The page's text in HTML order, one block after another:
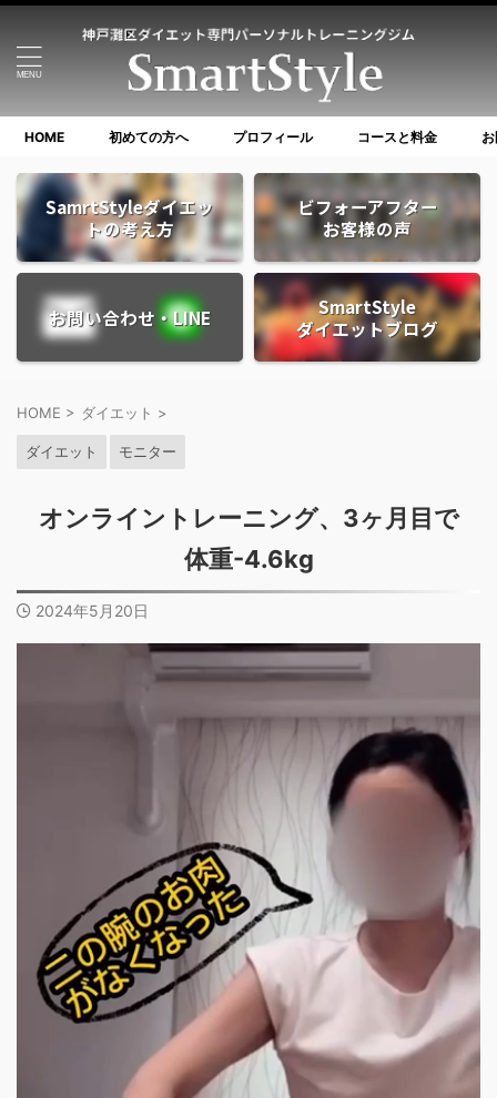
HOME 初めての方へ プロフィール コースと料金
SamrtStyleダイエッ
トの考え方
ビフォーアフター
お客様の声
お問い合わせ・LINE
SmartStyle
ダイエットブログ
HOME > ダイエット >
ダイエット モニター
オンライントレーニング、3ヶ月目で
体重-4.6kg
2024年5月20日